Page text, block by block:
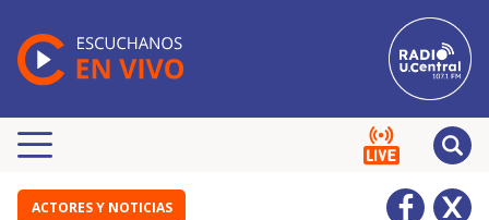
ACTORES Y NOTICIAS